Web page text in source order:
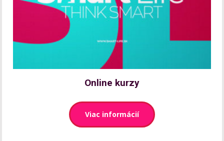
Online kurzy
Viac informácií